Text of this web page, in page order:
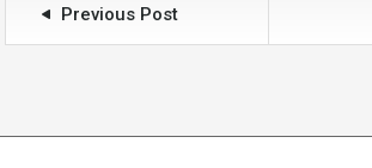
Previous Post